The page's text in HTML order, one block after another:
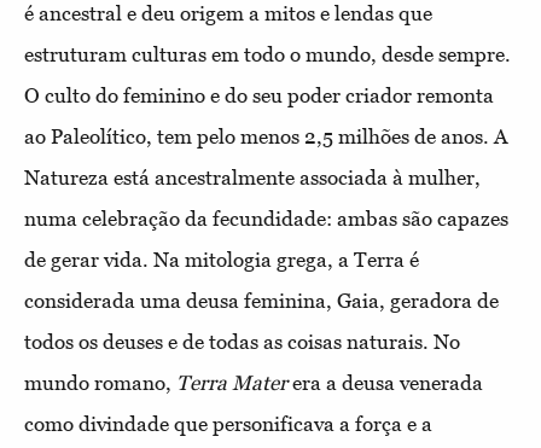
é ancestral e deu origem a mitos e lendas que
estruturam culturas em todo o mundo, desde sempre.
O culto do feminino e do seu poder criador remonta
ao Paleolítico, tem pelo menos 2,5 milhões de anos. A
Natureza está ancestralmente associada à mulher,
numa celebração da fecundidade: ambas são capazes
de gerar vida. Na mitologia grega, a Terra é
considerada uma deusa feminina, Gaia, geradora de
todos os deuses e de todas as coisas naturais. No
mundo romano, Terra Materera a deusa venerada
como divindade que personificava a força e a